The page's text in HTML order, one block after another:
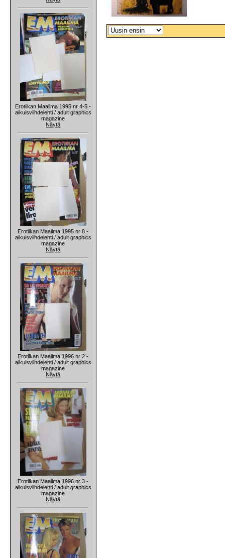
Erotiikan Maailma 1995 nr 4-5 -
aikuisviihdelehti / adult graphics
magazine
Näytä
Erotiikan Maailma 1995 nr 8 -
aikuisviihdelehti / adult graphics
magazine
Näytä
Erotiikan Maailma 1996 nr 2 -
aikuisviihdelehti / adult graphics
magazine
Näytä
Erotiikan Maailma 1996 nr 3 -
aikuisviihdelehti / adult graphics
magazine
Näytä